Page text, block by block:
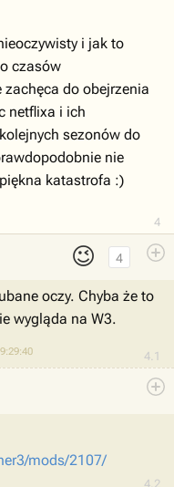
4
i jak to
czasów
zachęca do obejrzenia
netflixa i ich
sezonów do
nie
katastrofa :)
😉
4.1
4
oczy. Chyba że to
wygląda na W3.
4.2
mods/2107/